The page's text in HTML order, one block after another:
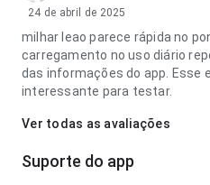
24 de abril de 2025
milhar leao parece rápida no
carregamento no uso diário
das informações do app. Esse
interessante para testar.
Ver todas as avaliações
Suporte do app